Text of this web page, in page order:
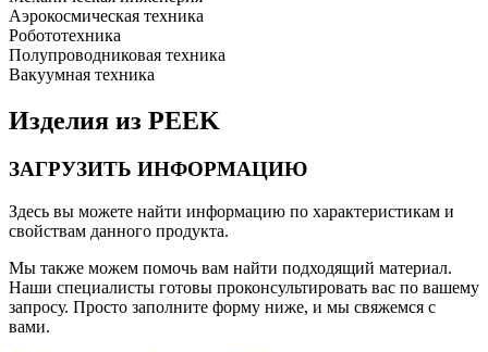
Аэрокосмическая техника
Робототехника
Полупроводниковая техника
Вакуумная техника
Изделия из PEEK
ЗАГРУЗИТЬ ИНФОРМАЦИЮ
Здесь вы можете найти информацию по характеристикам и
свойствам данного продукта.
Мы также можем помочь вам найти подходящий материал.
Наши специалисты готовы проконсультировать вас по вашему
запросу. Просто заполните форму ниже, и мы свяжемся с
вами.